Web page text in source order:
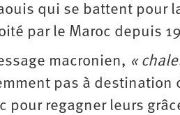
qui se battent pour
par le Maroc depuis
macronien, «
pas à destination
pour regagner leurs